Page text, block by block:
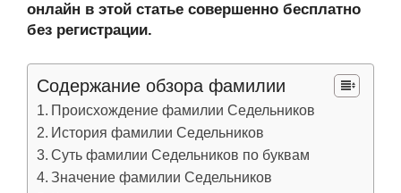
онлайн в этой статье совершенно бесплатно
без регистрации.
Содержание обзора фамилии
Происхождение фамилии Седельников
История фамилии Седельников
Суть фамилии Седельников по буквам
Значение фамилии Седельников